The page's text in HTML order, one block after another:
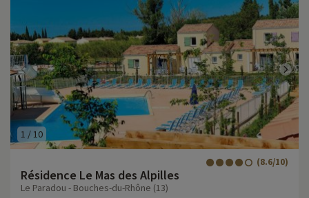
1 / 10
Résidence Le Mas des Alpilles
(8.6/10)
Le Paradou - Bouches-du-Rhône (13)